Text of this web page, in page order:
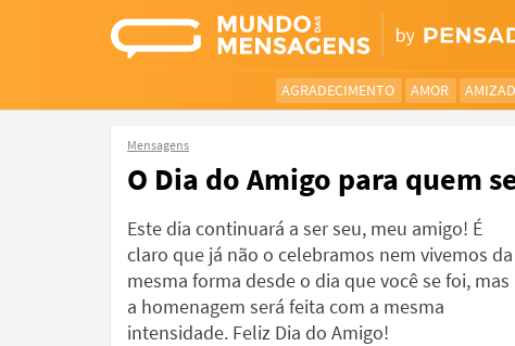
AGRADECIMENTO AMOR
Mensagens
O Dia do Amigo para quem
Este dia continuará a ser seu, meu amigo! É
claro que já não o celebramos nem vivemos da
mesma forma desde o dia que você se foi, mas
a homenagem será feita com a mesma
intensidade. Feliz Dia do Amigo!